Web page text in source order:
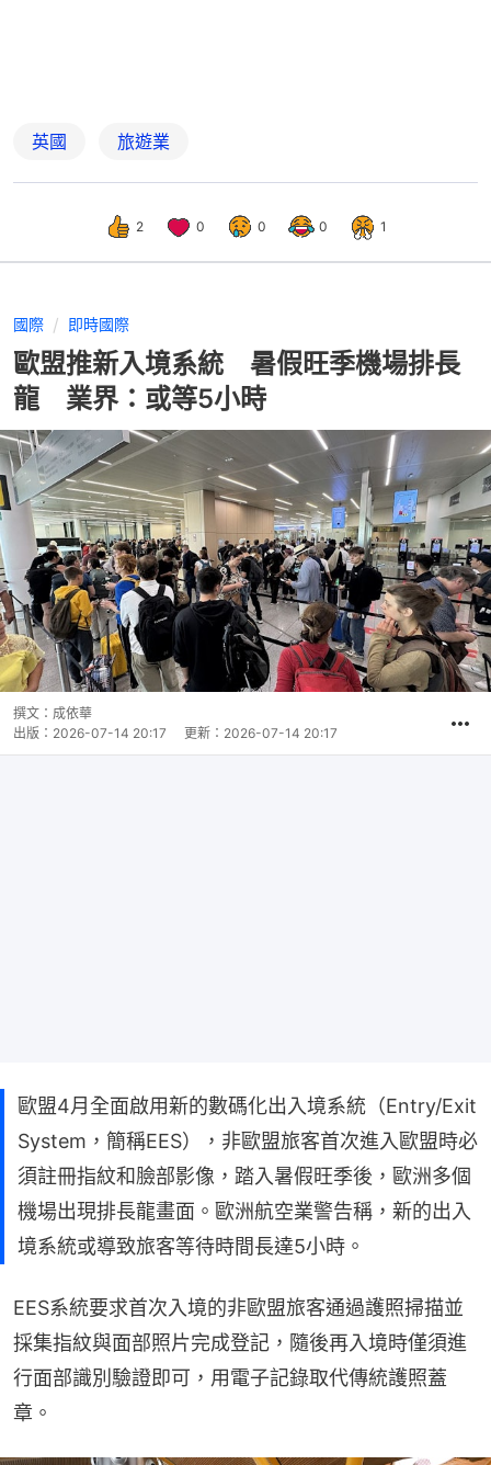
英國 旅遊業
2 0 0 0 1
國際 即時國際
歐盟推新入境系統 暑假旺季機場排長
龍 業界：或等5小時
撰文： 成依華
出版： 2026-07-14 20:17 更新： 2026-07-14 20:17
歐盟4月全面啟用新的數碼化出入境系統（Entry/Exit
System，簡稱EES），非歐盟旅客首次進入歐盟時必
須註冊指紋和臉部影像，踏入暑假旺季後，歐洲多個
機場出現排長龍畫面。歐洲航空業警告稱，新的出入
境系統或導致旅客等待時間長達5小時。
EES系統要求首次入境的非歐盟旅客通過護照掃描並
採集指紋與面部照片完成登記，隨後再入境時僅須進
行面部識別驗證即可，用電子記錄取代傳統護照蓋
章。